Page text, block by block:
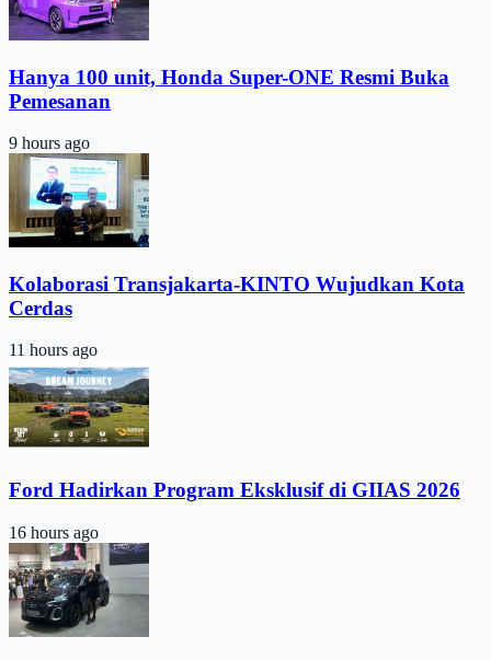
Hanya 100 unit, Honda Super-ONE Resmi Buka
Pemesanan
9 hours ago
Kolaborasi Transjakarta-KINTO Wujudkan Kota
Cerdas
11 hours ago
Ford Hadirkan Program Eksklusif di GIIAS 2026
16 hours ago